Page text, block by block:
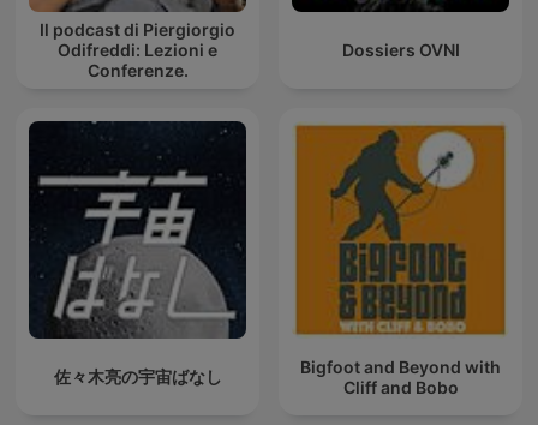
Il podcast di Piergiorgio
Odifreddi: Lezioni e
Conferenze.
Dossiers OVNI
佐々木亮の宇宙ばなし
Bigfoot and Beyond with
Cliff and Bobo